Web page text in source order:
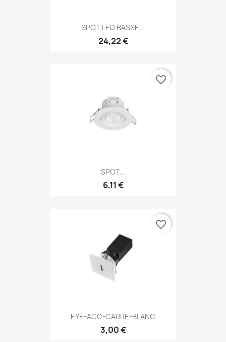
SPOT LED BASSE...
24,22 €
SPOT...
6,11 €
favorite_border
EYE-ACC-CARRE-BLANC
3,00 €
favorite_border